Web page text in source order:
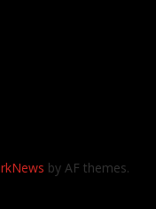
by AF themes.